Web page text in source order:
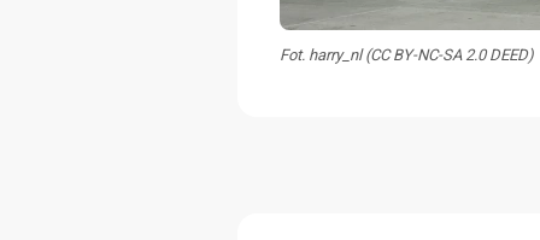
Fot. harry_nl (CC BY-NC-SA 2.0 DEED)